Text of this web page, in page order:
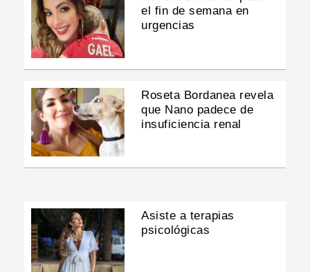
el fin de semana en
urgencias
Roseta Bordanea revela
que Nano padece de
insuficiencia renal
Asiste a terapias
psicológicas